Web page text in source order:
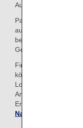
Ausstieg
Passagiere der First
aussteigen. Wenn
begeben Sie sich zur
Gepäckstücke sofort
First Class-
können sich
Lounge entspannen,
Anschlussflug nutzen
Erfahren Sie mehr
Narita